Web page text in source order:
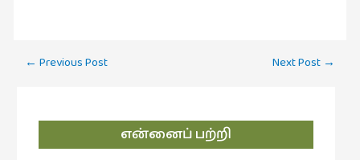
Post
← Previous Post Next Post →
என்னைப் பற்றி